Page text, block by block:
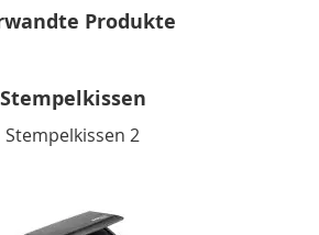
Produkte
Stempelkissen
Stempelkissen 2